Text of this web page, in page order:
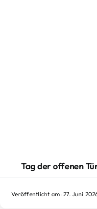
Tag der offenen
Veröffentlicht am: 27. Juni